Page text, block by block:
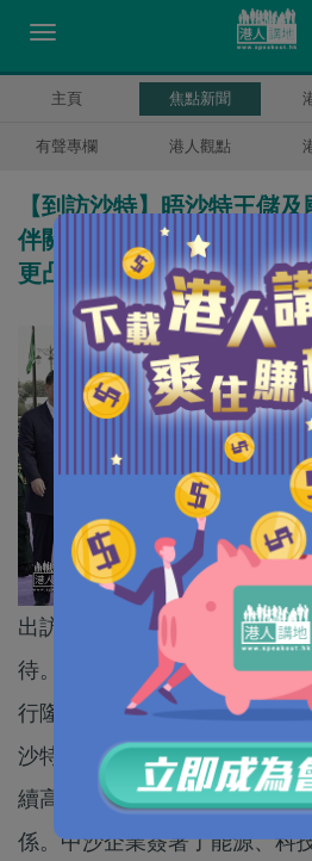
主頁 焦點新聞
有聲專欄 港人觀點
【到訪沙特】晤沙特王儲
伴關係協議 習近平：當前國
更凸顯中沙關係戰略性
出訪中東的國家主席習近平獲
待。沙特王儲兼首相穆罕默德
行隆重歡迎儀式。習近平先後
沙特國王薩勒曼會談，習近平
續高舉不干涉內政旗幟，同沙
係。中沙企業簽署了能源、科